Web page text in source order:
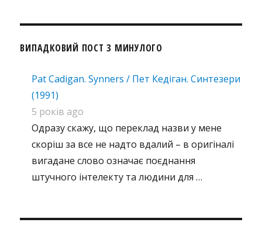
ВИПАДКОВИЙ ПОСТ З МИНУЛОГО
Pat Cadigan. Synners / Пет Кедіган. Синтезери
(1991)
5 років ago
Одразу скажу, що переклад назви у мене
скоріш за все не надто вдалий – в оригіналі
вигадане слово означає поєднання
штучного інтелекту та людини для …